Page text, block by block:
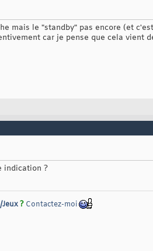
mais le "standby" pas encore (et
car je pense que cela vient
indication ?
Jeux? Contactez-moi